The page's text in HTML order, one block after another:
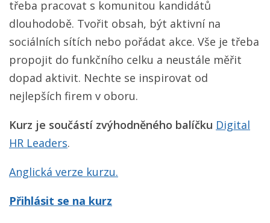
třeba pracovat s komunitou kandidátů
dlouhodobě. Tvořit obsah, být aktivní na
sociálních sítích nebo pořádat akce. Vše je třeba
propojit do funkčního celku a neustále měřit
dopad aktivit. Nechte se inspirovat od
nejlepších firem v oboru.
Kurz je součástí zvýhodněného balíčku Digital
HR Leaders.
Anglická verze kurzu.
Přihlásit se na kurz